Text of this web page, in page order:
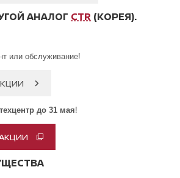
АНАЛОГ CTR (КОРЕЯ).
или обслуживание!
до 31 мая!